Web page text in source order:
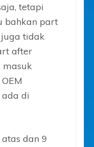
tetapi
bahkan part
tidak
after
masuk
di
dan 9